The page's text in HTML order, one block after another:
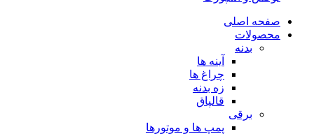
صفحه اصلی
محصولات
بدنه
آینه ها
چراغ ها
زه بدنه
قالپاق
برقی
پمپ ها و موتورها